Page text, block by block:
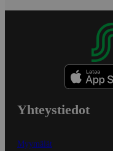
Yhteystiedot
Myymälät